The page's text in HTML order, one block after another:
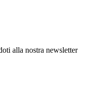
alla nostra newsletter